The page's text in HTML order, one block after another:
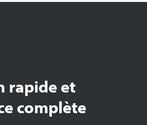
rapide et
complète